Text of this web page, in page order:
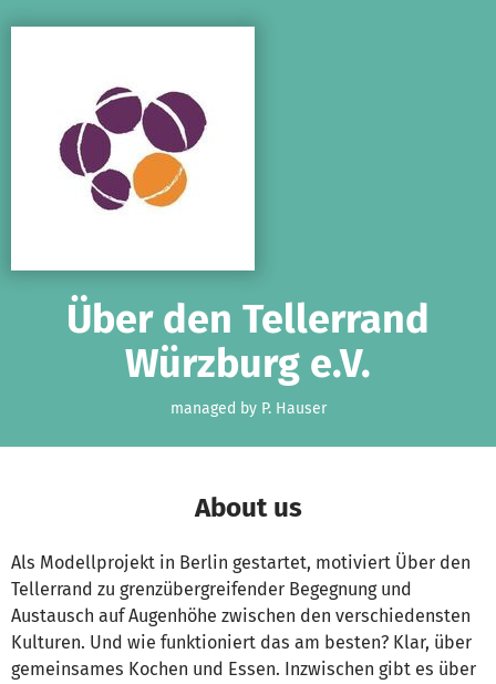
Über den Tellerrand
Würzburg e.V.
managed by P. Hauser
About us
Als Modellprojekt in Berlin gestartet, motiviert Über den
Tellerrand zu grenzübergreifender Begegnung und
Austausch auf Augenhöhe zwischen den verschiedensten
Kulturen. Und wie funktioniert das am besten? Klar, über
gemeinsames Kochen und Essen. Inzwischen gibt es über